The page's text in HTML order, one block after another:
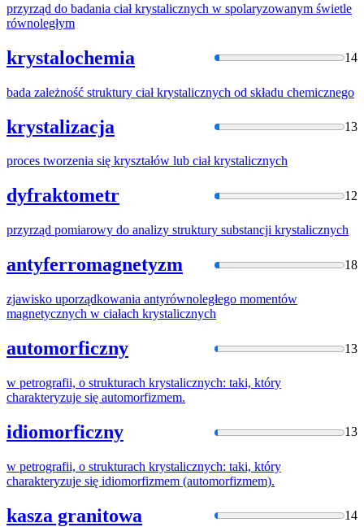
przyrząd do badania ciałkrystalicznych w spolaryzowanym świetle
równoległym
krystalochemia 14
bada zależność struktury ciałkrystalicznych od składu chemicznego
krystalizacja 13
proces tworzenia się kryształów lub ciałkrystalicznych
dyfraktometr 12
przyrząd pomiarowy do analizy struktury substancji krystalicznych
antyferromagnetyzm 18
zjawisko uporządkowania antyrównoległego momentów
magnetycznych w ciałach krystalicznych
automorficzny 13
w petrografii, o strukturach krystalicznych: taki, który
charakteryzuje się automorfizmem.
idiomorficzny 13
w petrografii, o strukturach krystalicznych: taki, który
charakteryzuje się idiomorfizmem (automorfizmem).
kasza granitowa 14